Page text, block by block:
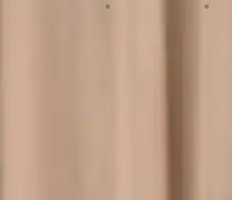
का झंडा भी
मॉडल रूमी अलकाहतानी